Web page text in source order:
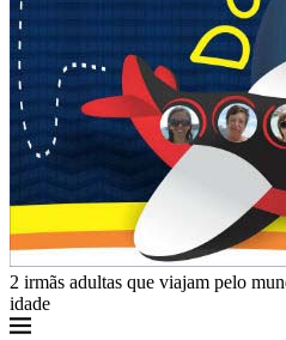
2 irmãs adultas que viajam pelo
idade